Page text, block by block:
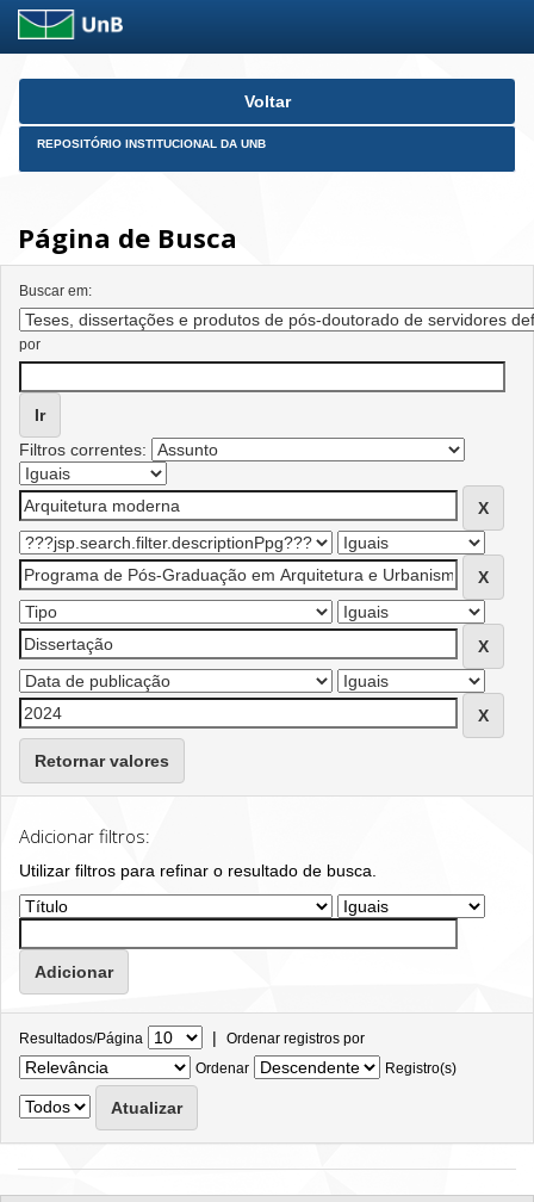
Skip
Voltar
REPOSITÓRIO INSTITUCIONAL DA UNB
Página de Busca
Buscar em:
por
Filtros correntes:
Retornar valores
Adicionar filtros:
Utilizar filtros para refinar o resultado de busca.
Resultados/Página | Ordenar registros por
Ordenar
Registro(s)